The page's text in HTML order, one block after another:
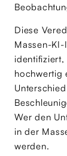
Diese
Massen-
identifiziert,
hochwertig
Wer den
in der
werden.